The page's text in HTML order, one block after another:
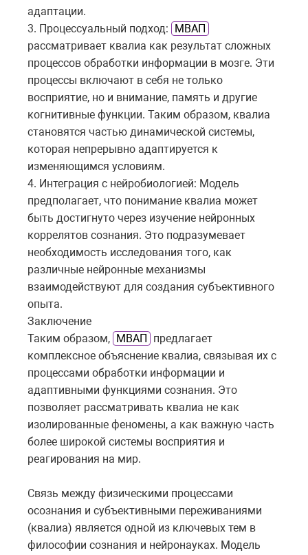
адаптации.
3. Процессуальный подход:
МВАП
рассматривает квалиа как результат сложных
процессов обработки информации в мозге. Эти
процессы включают в себя не только
восприятие, но и внимание, память и другие
когнитивные функции. Таким образом, квалиа
становятся частью динамической системы,
которая непрерывно адаптируется к
изменяющимся условиям.
4. Интеграция с нейробиологией: Модель
предполагает, что понимание квалиа может
быть достигнуто через изучение нейронных
коррелятов сознания. Это подразумевает
необходимость исследования того, как
различные нейронные механизмы
взаимодействуют для создания субъективного
опыта.
Заключение
Таким образом, МВАП
предлагает
комплексное объяснение квалиа, связывая их с
процессами обработки информации и
адаптивными функциями сознания. Это
позволяет рассматривать квалиа не как
изолированные феномены, а как важную часть
более широкой системы восприятия и
реагирования на мир.
Связь между физическими процессами
осознания и субъективными переживаниями
(квалиа) является одной из ключевых тем в
философии сознания и нейронауках. Модель